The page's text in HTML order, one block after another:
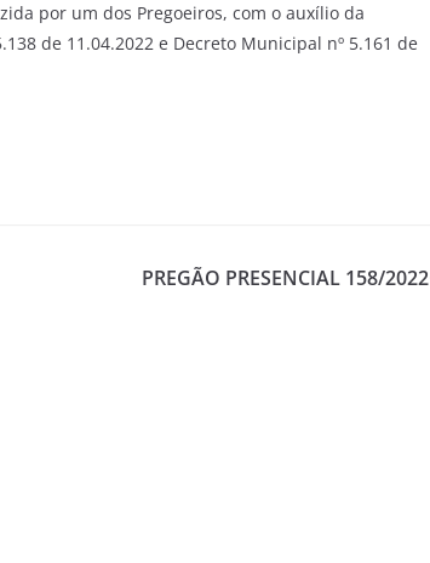
por um dos Pregoeiros, com o auxílio da
de 11.04.2022 e Decreto Municipal nº 5.161 de
PREGÃO PRESENCIAL 158/2022